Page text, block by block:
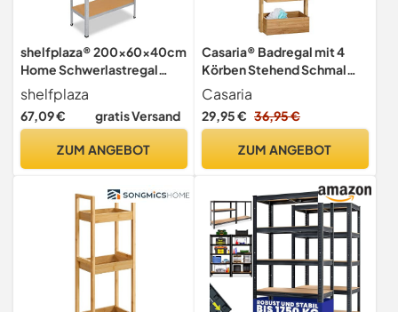
shelfplaza® 200x60x40cm
Home Schwerlastregal
verzinkt/Metallregal mit 5
Böden/Kellerregal Metall,
Garagenregal,
Lagerregal/Steckregal
shelfplaza
67,09 € gratis Versand
ZUM ANGEBOT
Casaria® Badregal mit 4
Körben Stehend Schmal
Bambus Holz 88x16x28cm
Ablagen Standregal Küche
Badezimmer Küchenregal
Organizer
Casaria
29,95 € 36,95 €
ZUM ANGEBOT